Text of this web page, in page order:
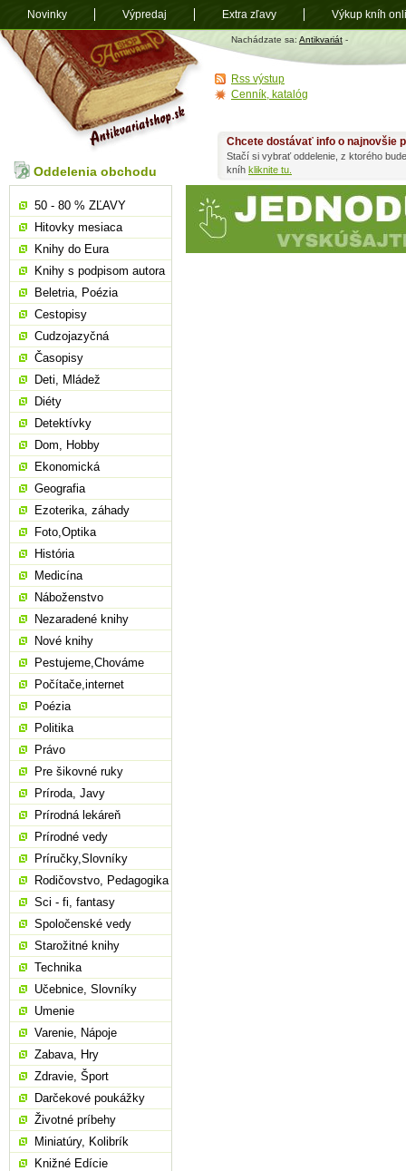
Antikvariát
shop.sk
Nachádzate sa: Antikvariát -
Chcete dostávať info o najnovšie
Stačí si vybrať oddelenie, z ktorého
kníh kliknite tu.
Oddelenia obchodu
50 - 80 % ZĽAVY
Hitovky mesiaca
Knihy do Eura
Knihy s podpisom autora
Beletria, Poézia
Cestopisy
Cudzojazyčná
Časopisy
Deti, Mládež
Diéty
Detektívky
Dom, Hobby
Ekonomická
Geografia
Ezoterika, záhady
Foto,Optika
História
Medicína
Náboženstvo
Nezaradené knihy
Nové knihy
Pestujeme,Chováme
Počítače,internet
Poézia
Politika
Právo
Pre šikovné ruky
Príroda, Javy
Prírodná lekáreň
Prírodné vedy
Príručky,Slovníky
Rodičovstvo, Pedagogika
Sci - fi, fantasy
Spoločenské vedy
Starožitné knihy
Technika
Učebnice, Slovníky
Umenie
Varenie, Nápoje
Zabava, Hry
Zdravie, Šport
Darčekové poukážky
Životné príbehy
Miniatúry, Kolibrík
Knižné Edície
Rss výstup
Cenník, katalóg
Novinky Výpredaj Extra zľavy Výkup kníh